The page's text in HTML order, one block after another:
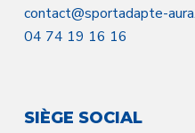
contact@sportadapte-
04 74 19 16 16
SIÈGE SOCIAL